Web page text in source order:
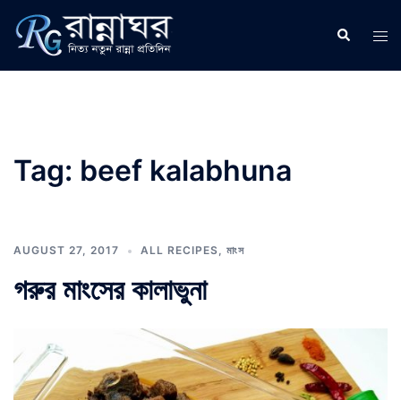
content
Search
Tag: beef kalabhuna
AUGUST 27, 2017 ALL RECIPES, মাংস
গরুর মাংসের কালাভুনা